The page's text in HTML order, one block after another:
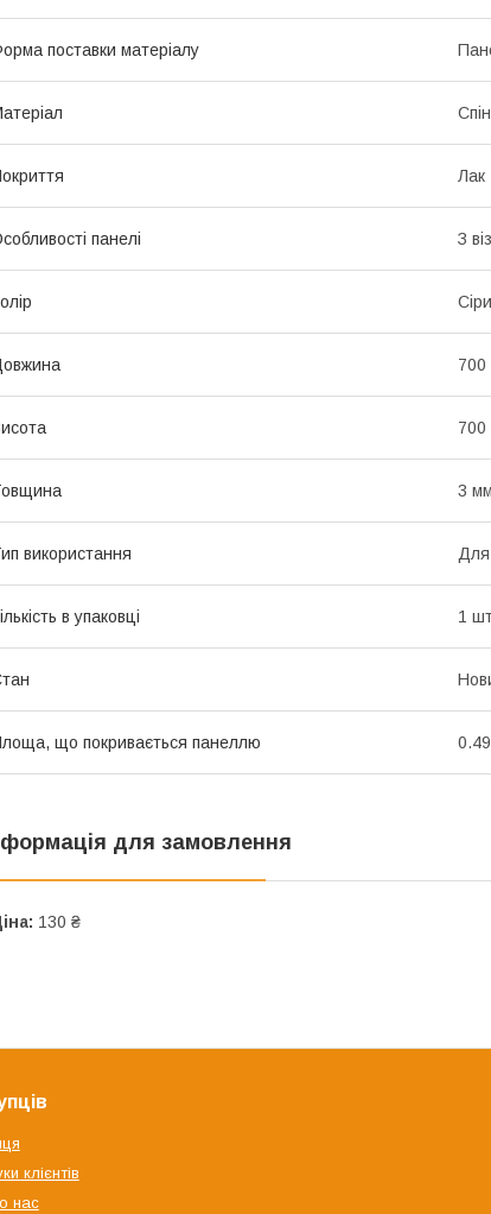
поставки матеріалу
Лак
панелі З
700
700
3 мм
використання Для
в упаковці 1
що покривається панеллю
для замовлення
130 ₴
клієнтів
нас